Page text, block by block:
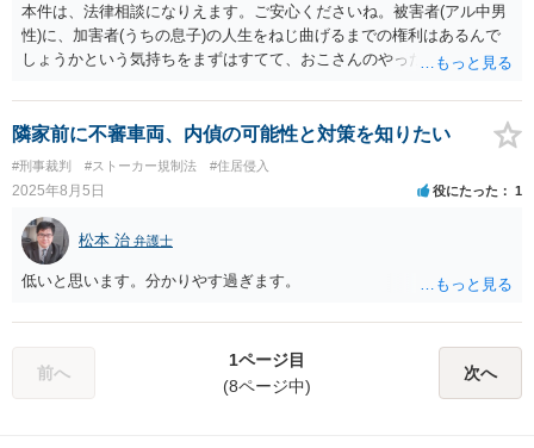
本件は、法律相談になりえます。ご安心くださいね。被害者(アル中男
性)に、加害者(うちの息子)の人生をねじ曲げるまでの権利はあるんで
しょうかという気持ちをまずはすてて、おこさんのやった悪質な行為
の反省度、示談の成立とその額によりけりです。きちんと対応された
いのであれば、関連した法理等にも通じた弁護士等に相談し、証拠を
もとにしながら具体的な話をなさった上で、今後の対応を検討するべ
きです。法令遵守をお願いいたします。
隣家前に不審車両、内偵の可能性と対策を知りたい
#刑事裁判 #ストーカー規制法 #住居侵入
2025年8月5日 役にたった 1
松本 治 弁護士
低いと思います。分かりやす過ぎます。
前へ
1ページ目
(8ページ中)
次へ